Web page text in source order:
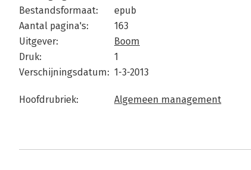
Bestandsformaat:
epub
Aantal pagina's:
163
Uitgever:
Boom
Druk:
1
Verschijningsdatum: 1-3-2013
Hoofdrubriek: Algemeen management